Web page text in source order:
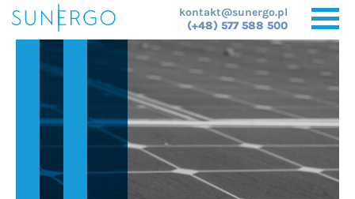
kontakt@sunergo.pl
(+48) 577 588 500